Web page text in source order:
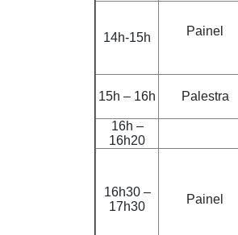
14h-15h Painel
15h – 16h Palestra
16h –
16h20
16h30 –
17h30
Painel